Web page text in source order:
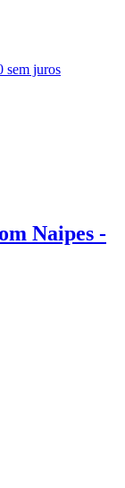
sem juros
Naipes -